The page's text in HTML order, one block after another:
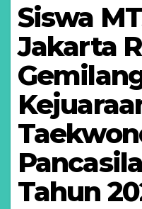
Siswa
Jakarta
Tahun